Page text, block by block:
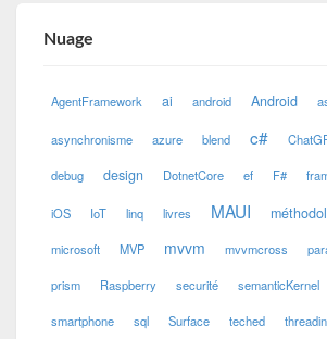
Nuage
AgentFramework ai android Android
asynchronisme azure blend c#
debug design DotnetCore ef F#
iOS IoT linq livres MAUI
microsoft MVP mvvm mvvmcross
prism Raspberry securité semanticKernel
smartphone sql Surface teched